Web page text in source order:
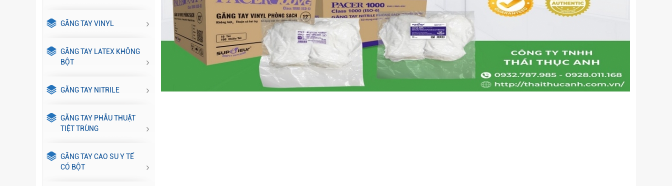
GĂNG TAY VINYL
GĂNG TAY LATEX KHÔNG
BỘT
GĂNG TAY NITRILE
GĂNG TAY PHẪU THUẬT
TIỆT TRÙNG
GĂNG TAY CAO SU Y TẾ
CÓ BỘT